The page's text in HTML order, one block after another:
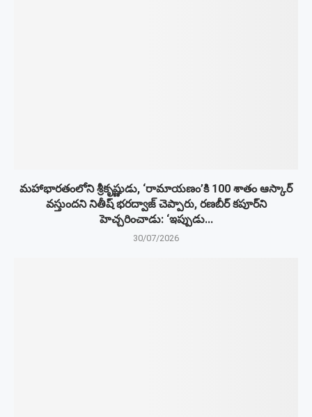
మహాభారతంలోని శ్రీకృష్ణుడు, ‘రామాయణం’కి 100 శాతం ఆస్కార్
వస్తుందని నితీష్ భరద్వాజ్ చెప్పారు, రణబీర్ కపూర్‌ని
హెచ్చరించాడు: ‘ఇప్పుడు...
30/07/2026